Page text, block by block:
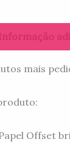
mais
Offset